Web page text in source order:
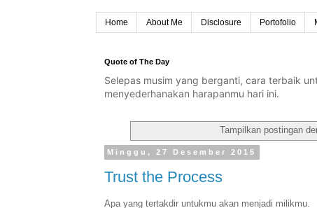
Home About Me Disclosure Portofolio
Quote of The Day
Selepas musim yang berganti, cara terbaik
menyederhanakan harapanmu hari ini.
Tampilkan postingan
Minggu, 27 Desember 2015
Trust the Process
Apa yang tertakdir untukmu akan menjadi milikmu.